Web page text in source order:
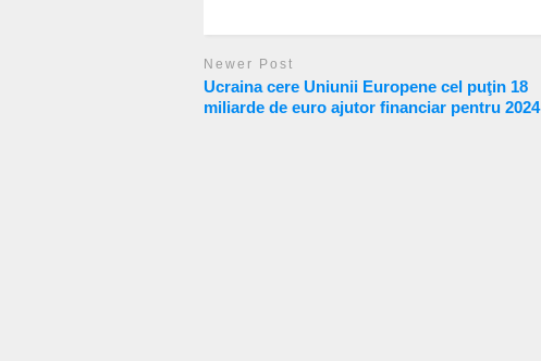
Newer Post
Ucraina cere Uniunii Europene cel puţin 18
miliarde de euro ajutor financiar pentru 2024